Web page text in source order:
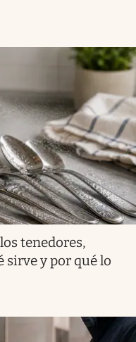
tenedores,
sirve y por qué lo